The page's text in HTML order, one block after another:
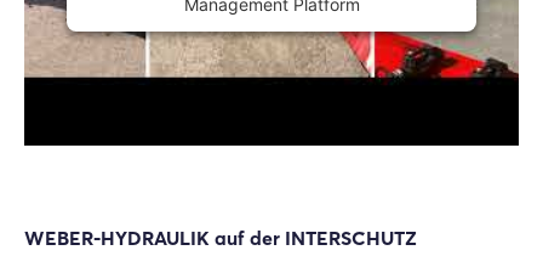
Management Platform
WEBER-HYDRAULIK auf der INTERSCHUTZ